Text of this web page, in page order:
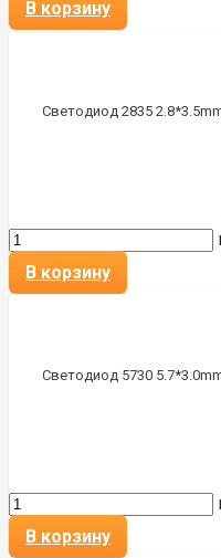
В корзину
Светодиод 2835
В корзину
Светодиод 5730
В корзину